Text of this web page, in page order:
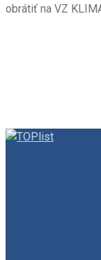
obrátiť na VZ